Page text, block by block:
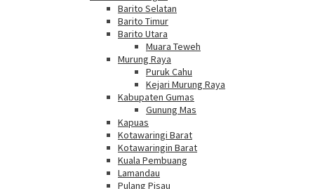
Barito Selatan
Barito Timur
Barito Utara
Muara Teweh
Murung Raya
Puruk Cahu
Kejari Murung Raya
Kabupaten Gumas
Gunung Mas
Kapuas
Kotawaringi Barat
Kotawaringin Barat
Kuala Pembuang
Lamandau
Pulang Pisau